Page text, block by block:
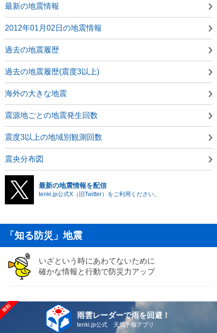
最新の地震情報
2012年01月02日の地震情報
過去の地震履歴
過去の地震履歴(震度3以上)
海外の大きな地震
震源地ごとの地震発生回数
震度3以上の地域別観測回数
震央分布図
最新の地震情報を配信
tenki.jp公式X（旧Twitter）をご利用ください。
「知る防災」地震
いざという時にあわてないために
確かな情報と行動で防災力アップ
雨雲レーダーで雨を回避！
tenki.jp公式 天気予報アプリ